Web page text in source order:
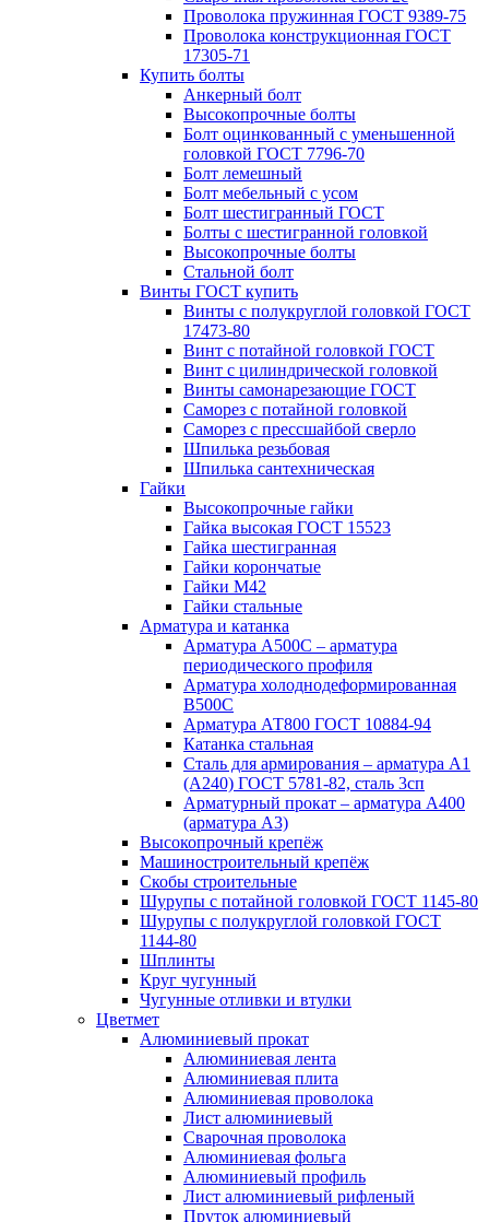
Проволока пружинная ГОСТ 9389-75
Проволока конструкционная ГОСТ
17305-71
Купить болты
Анкерный болт
Высокопрочные болты
Болт оцинкованный с уменьшенной
головкой ГОСТ 7796-70
Болт лемешный
Болт мебельный с усом
Болт шестигранный ГОСТ
Болты с шестигранной головкой
Высокопрочные болты
Стальной болт
Винты ГОСТ купить
Винты с полукруглой головкой ГОСТ
17473-80
Винт с потайной головкой ГОСТ
Винт с цилиндрической головкой
Винты самонарезающие ГОСТ
Саморез с потайной головкой
Саморез с прессшайбой сверло
Шпилька резьбовая
Шпилька сантехническая
Гайки
Высокопрочные гайки
Гайка высокая ГОСТ 15523
Гайка шестигранная
Гайки корончатые
Гайки М42
Гайки стальные
Арматура и катанка
Арматура А500С – арматура
периодического профиля
Арматура холоднодеформированная
В500С
Арматура АТ800 ГОСТ 10884-94
Катанка стальная
Сталь для армирования – арматура А1
(А240) ГОСТ 5781-82, сталь 3сп
Арматурный прокат – арматура А400
(арматура А3)
Высокопрочный крепёж
Машиностроительный крепёж
Скобы строительные
Шурупы с потайной головкой ГОСТ 1145-80
Шурупы с полукруглой головкой ГОСТ
1144-80
Шплинты
Круг чугунный
Чугунные отливки и втулки
Цветмет
Алюминиевый прокат
Алюминиевая лента
Алюминиевая плита
Алюминиевая проволока
Лист алюминиевый
Сварочная проволока
Алюминиевая фольга
Алюминиевый профиль
Лист алюминиевый рифленый
Пруток алюминиевый